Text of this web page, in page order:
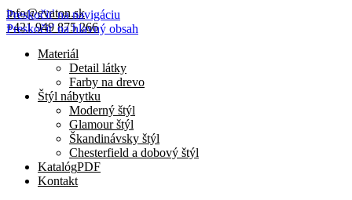
Preskočiť na navigáciu
Preskočiť na hlavný obsah
info@evaton.sk
+421 949 875 266
Materiál
Detail látky
Farby na drevo
Štýl nábytku
Moderný štýl
Glamour štýl
Škandinávsky štýl
Chesterfield a dobový štýl
KatalógPDF
Kontakt